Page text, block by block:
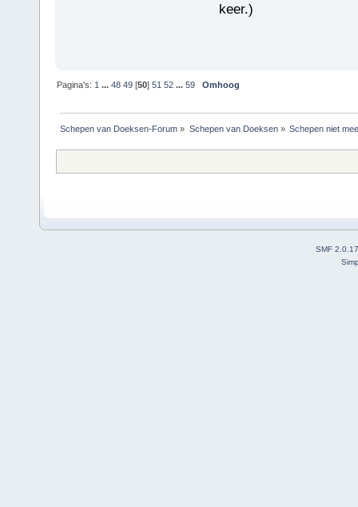
keer.)
Pagina's: 1 ...48 49 [50]51 52 ...59 Omhoog
Schepen van Doeksen-Forum » Schepen van Doeksen» Schepen niet
SMF 2.0.17